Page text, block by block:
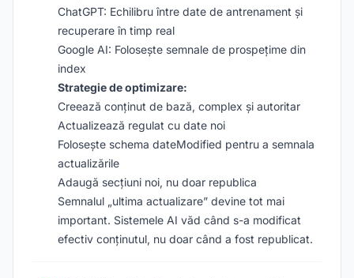
ChatGPT: Echilibru între date de antrenament și
recuperare în timp real
Google AI: Folosește semnale de prospețime din
index
Strategie de optimizare:
Creează conținut de bază, complex și autoritar
Actualizează regulat cu date noi
Folosește schema dateModified pentru a semnala
actualizările
Adaugă secțiuni noi, nu doar republica
Semnalul „ultima actualizare” devine tot mai
important. Sistemele AI văd când s-a modificat
efectiv conținutul, nu doar când a fost republicat.